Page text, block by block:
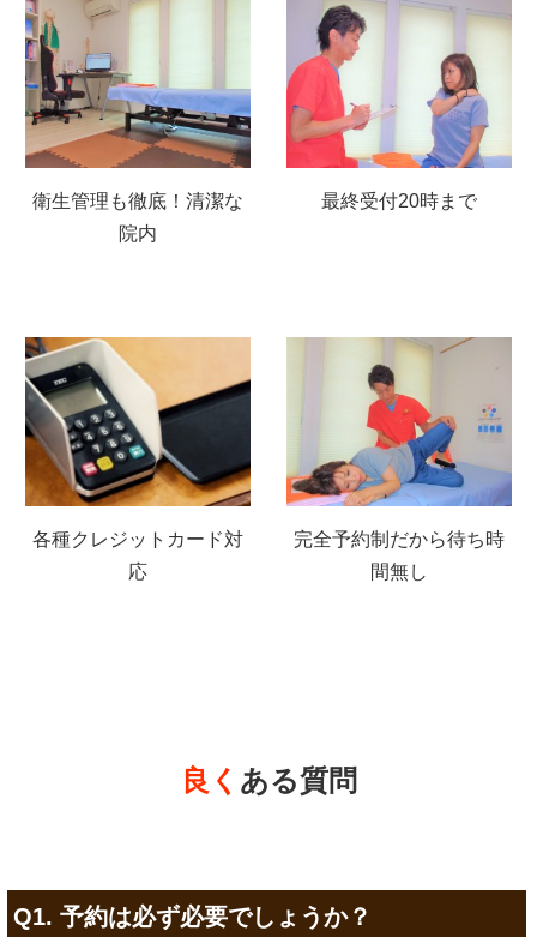
衛生管理も徹底！清潔な
院内
最終受付20時まで
各種クレジットカード対
応
完全予約制だから待ち時
間無し
良く ある質問
Q1. 予約は必ず必要でしょうか？